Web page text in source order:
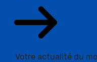
Votre actualité du